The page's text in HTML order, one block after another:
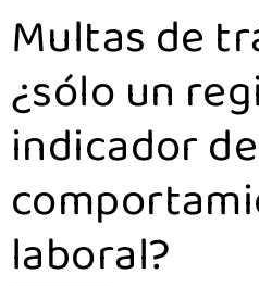
Multas de
¿sólo un
indicador de
laboral?